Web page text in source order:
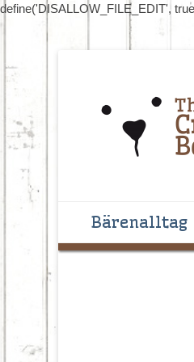
define('DISALLOW_FILE_EDIT',
The
Primäres
Inhalt
springen
Bärenalltag